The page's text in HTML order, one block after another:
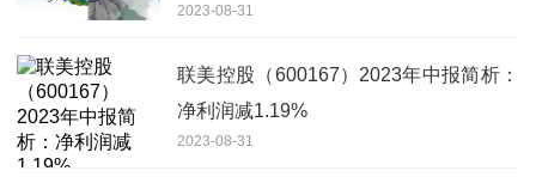
2023-08-31
联美控股（600167）2023年中报简析：
净利润减1.19%
2023-08-31